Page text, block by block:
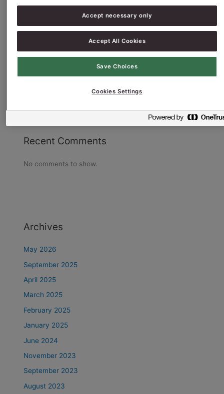
Magisch lekkere producten voor het najaar
Volkorenbrood: boordevol smaak, vezels én een goed
Voorjaarsinspiratie
Recent Comments
No comments to show.
Archives
May 2026
September 2025
April 2025
March 2025
February 2025
January 2025
June 2024
November 2023
September 2023
August 2023
Accept necessary only
Accept All Cookies
Save Choices
Cookies Settings